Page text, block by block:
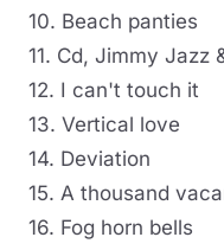
10. Beach panties
11. Cd, Jimmy Jazz
12. I can't touch it
13. Vertical love
14. Deviation
15. A thousand
16. Fog horn bells